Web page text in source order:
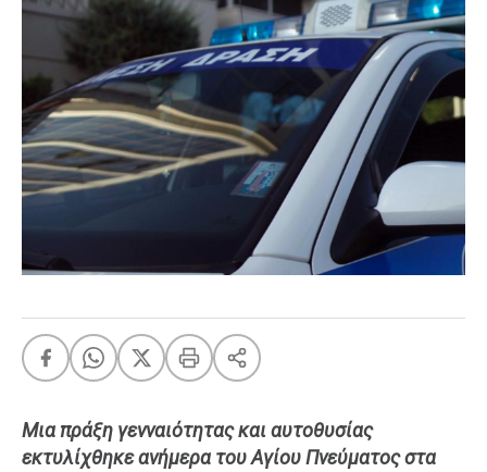
Agenda
FEEDS
Πάσχα Eurovision
OMG
Xmas
Μια πράξη γενναιότητας και αυτοθυσίας
εκτυλίχθηκε ανήμερα του Αγίου Πνεύματος στα